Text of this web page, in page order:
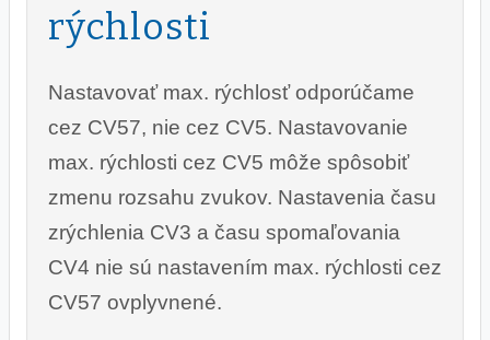
rýchlosti
Nastavovať max. rýchlosť odporúčame
cez CV57, nie cez CV5. Nastavovanie
max. rýchlosti cez CV5 môže spôsobiť
zmenu rozsahu zvukov. Nastavenia času
zrýchlenia CV3 a času spomaľovania
CV4 nie sú nastavením max. rýchlosti cez
CV57 ovplyvnené.